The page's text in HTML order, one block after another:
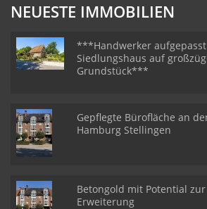
NEUESTE IMMOBILIEN
***Handwerker aufgepasst
Siedlungshaus auf
Grundstück***
Gepflegte Bürofläche an
Hamburg Stellingen
Betongold mit Potential
Erweiterung